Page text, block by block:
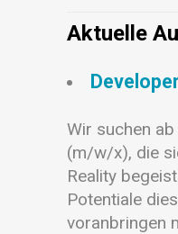
Aktuelle
Wir suchen
(m/w/x), die
Reality
Potentiale
voranbringen